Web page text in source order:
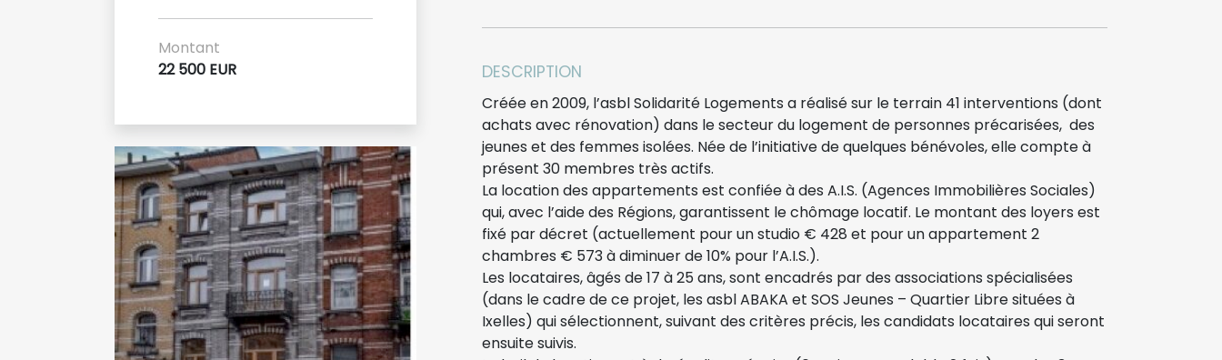
Montant
22 500 EUR
DESCRIPTION
Créée en 2009, l’asbl Solidarité Logements a réalisé sur le terrain 41 interventions (dont
achats avec rénovation) dans le secteur du logement de personnes précarisées, des
jeunes et des femmes isolées. Née de l’initiative de quelques bénévoles, elle compte à
présent 30 membres très actifs.
La location des appartements est confiée à des A.I.S. (Agences Immobilières Sociales)
qui, avec l’aide des Régions, garantissent le chômage locatif. Le montant des loyers est
fixé par décret (actuellement pour un studio € 428 et pour un appartement 2
chambres € 573 à diminuer de 10% pour l’A.I.S.).
Les locataires, âgés de 17 à 25 ans, sont encadrés par des associations spécialisées
(dans le cadre de ce projet, les asbl ABAKA et SOS Jeunes – Quartier Libre situées à
Ixelles) qui sélectionnent, suivant des critères précis, les candidats locataires qui seront
ensuite suivis.